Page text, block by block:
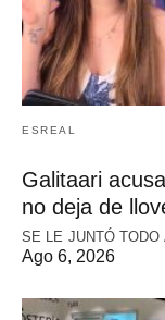
ESREAL
Galitaari
no deja de
SE LE JUNTÓ TODO
Ago 6, 2026